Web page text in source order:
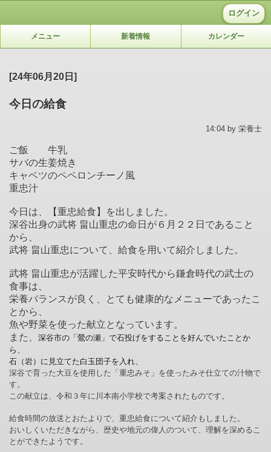
ログイン
メニュー 新着情報 カレンダー
[24年06月20日]
今日の給食
14:04 by 栄養士
ご飯 牛乳
サバの生姜焼き
キャベツのペペロンチーノ風
重忠汁
今日は、【重忠給食】を出しました。
深谷出身の武将 畠山重忠の命日が６月２２日であること
から、
武将 畠山重忠について、給食を用いて紹介しました。
武将 畠山重忠が活躍した平安時代から鎌倉時代の武士の
食事は、
栄養バランスが良く、とても健康的なメニューであったこ
とから、
魚や野菜を使った献立となっています。
また、 深谷市の「鶯の瀬」で石投げをすることを好んでいたことか
ら、
石（岩）に見立てた白玉団子を入れ、
深谷で育った大豆を使用した「重忠みそ」を使ったみそ仕立ての汁物で
す。
この献立は、令和３年に川本南小学校で考案されたものです。
給食時間の放送とおたよりで、重忠給食について紹介もしました。
おいしくいただきながら、歴史や地元の偉人のついて、理解を深めるこ
とができたようです。